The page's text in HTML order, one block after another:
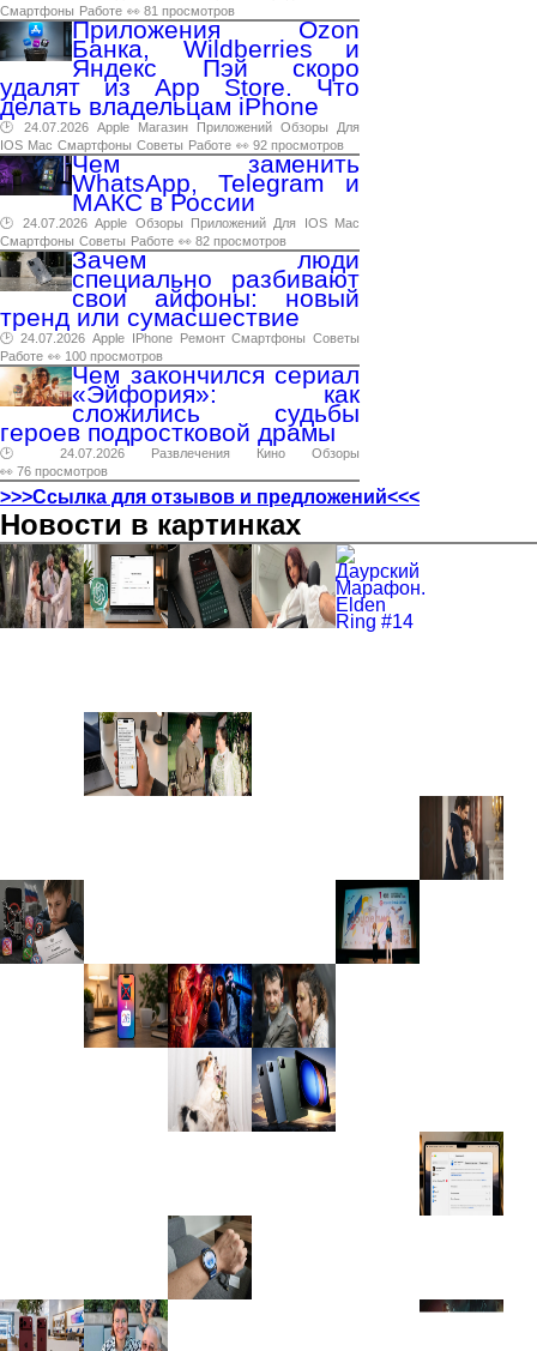
Смартфоны Работе 👀 81 просмотров
Приложения Ozon
Банка, Wildberries и
Яндекс Пэй скоро
удалят из App Store. Что
делать владельцам iPhone
🕑 24.07.2026 Apple Магазин Приложений Обзоры
Для
IOS Mac Смартфоны Советы Работе 👀 92 просмотров
Чем заменить
WhatsApp, Telegram и
МАКС в России
🕑 24.07.2026 Apple Обзоры Приложений Для IOS
Mac
Смартфоны Советы Работе 👀 82 просмотров
Зачем люди
специально разбивают
свои айфоны: новый
тренд или сумасшествие
🕑 24.07.2026 Apple IPhone Ремонт Смартфоны Советы
Работе 👀 100 просмотров
Чем закончился сериал
«Эйфория»: как
сложились судьбы
героев подростковой драмы
🕑 24.07.2026 Развлечения Кино
Обзоры
👀 76 просмотров
>>>Ссылка для отзывов и предложений<<<
Новости в картинках